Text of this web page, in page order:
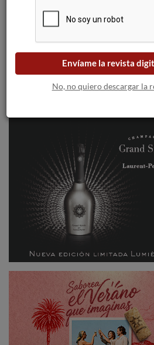
Comentarios
Envíame la revista
No, no quiero descargar la